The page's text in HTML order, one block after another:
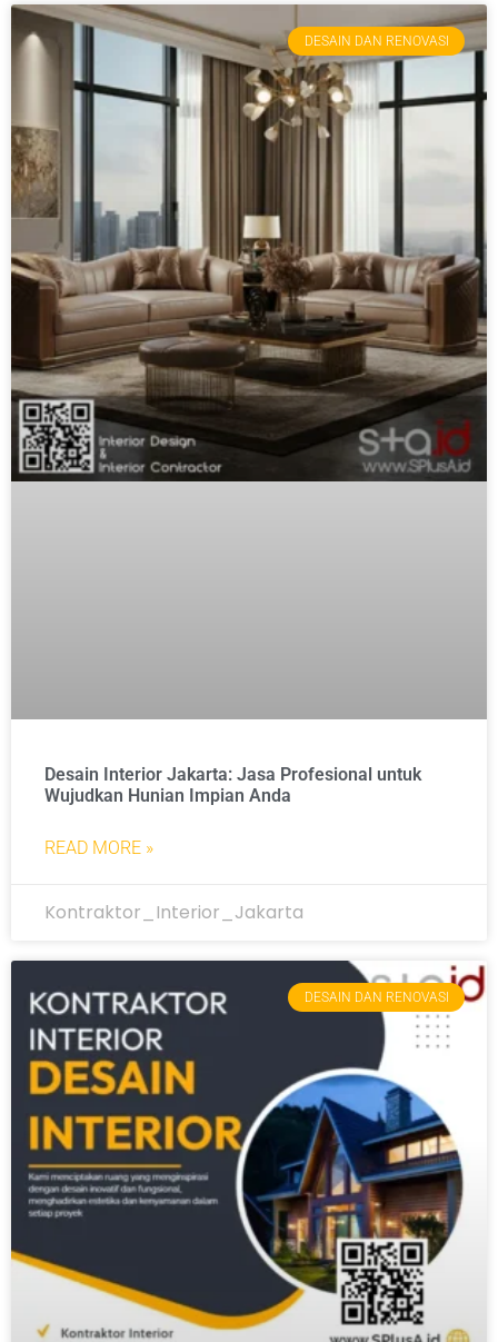
DESAIN DAN RENOVASI
Desain Interior Jakarta: Jasa Profesional untuk
Wujudkan Hunian Impian Anda
READ MORE »
Kontraktor_Interior_Jakarta
DESAIN DAN RENOVASI